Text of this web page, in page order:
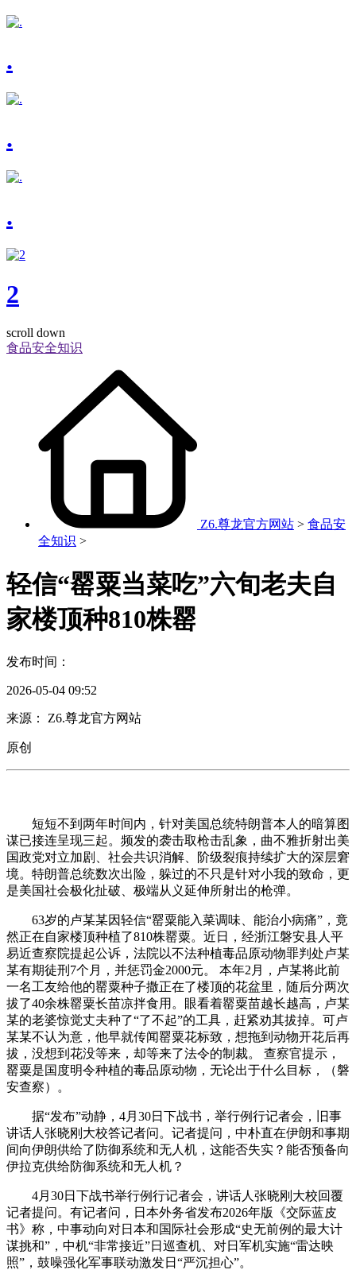
.
.
.
2
scroll down
食品安全知识
Z6.尊龙官方网站 > 食品安
全知识 >
轻信“罂粟当菜吃”六旬老夫自
家楼顶种810株罂
发布时间：
2026-05-04 09:52
来源： Z6.尊龙官方网站
原创
短短不到两年时间内，针对美国总统特朗普本人的暗算图
谋已接连呈现三起。频发的袭击取枪击乱象，曲不雅折射出美
国政党对立加剧、社会共识消解、阶级裂痕持续扩大的深层窘
境。特朗普总统数次出险，躲过的不只是针对小我的致命，更
是美国社会极化扯破、极端从义延伸所射出的枪弹。
63岁的卢某某因轻信“罂粟能入菜调味、能治小病痛”，竟
然正在自家楼顶种植了810株罂粟。近日，经浙江磐安县人平
易近查察院提起公诉，法院以不法种植毒品原动物罪判处卢某
某有期徒刑7个月，并惩罚金2000元。 本年2月，卢某将此前
一名工友给他的罂粟种子撒正在了楼顶的花盆里，随后分两次
拔了40余株罂粟长苗凉拌食用。眼看着罂粟苗越长越高，卢某
某的老婆惊觉丈夫种了“了不起”的工具，赶紧劝其拔掉。可卢
某某不认为意，他早就传闻罂粟花标致，想拖到动物开花后再
拔，没想到花没等来，却等来了法令的制裁。 查察官提示，
罂粟是国度明令种植的毒品原动物，无论出于什么目标，（磐
安查察）。
据“发布”动静，4月30日下战书，举行例行记者会，旧事
讲话人张晓刚大校答记者问。记者提问，中朴直在伊朗和事期
间向伊朗供给了防御系统和无人机，这能否失实？能否预备向
伊拉克供给防御系统和无人机？
4月30日下战书举行例行记者会，讲话人张晓刚大校回覆
记者提问。有记者问，日本外务省发布2026年版《交际蓝皮
书》称，中事动向对日本和国际社会形成“史无前例的最大计
谋挑和”，中机“非常接近”日巡查机、对日军机实施“雷达映
照”，鼓噪强化军事联动激发日“严沉担心”。